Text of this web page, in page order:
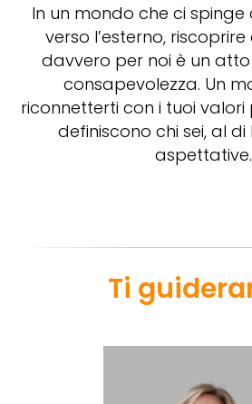
In un mondo che ci
verso l’esterno,
davvero per noi è un
consapevolezza. Un
riconnetterti con i tuoi valori
definiscono chi sei, al
aspettative.
Ti